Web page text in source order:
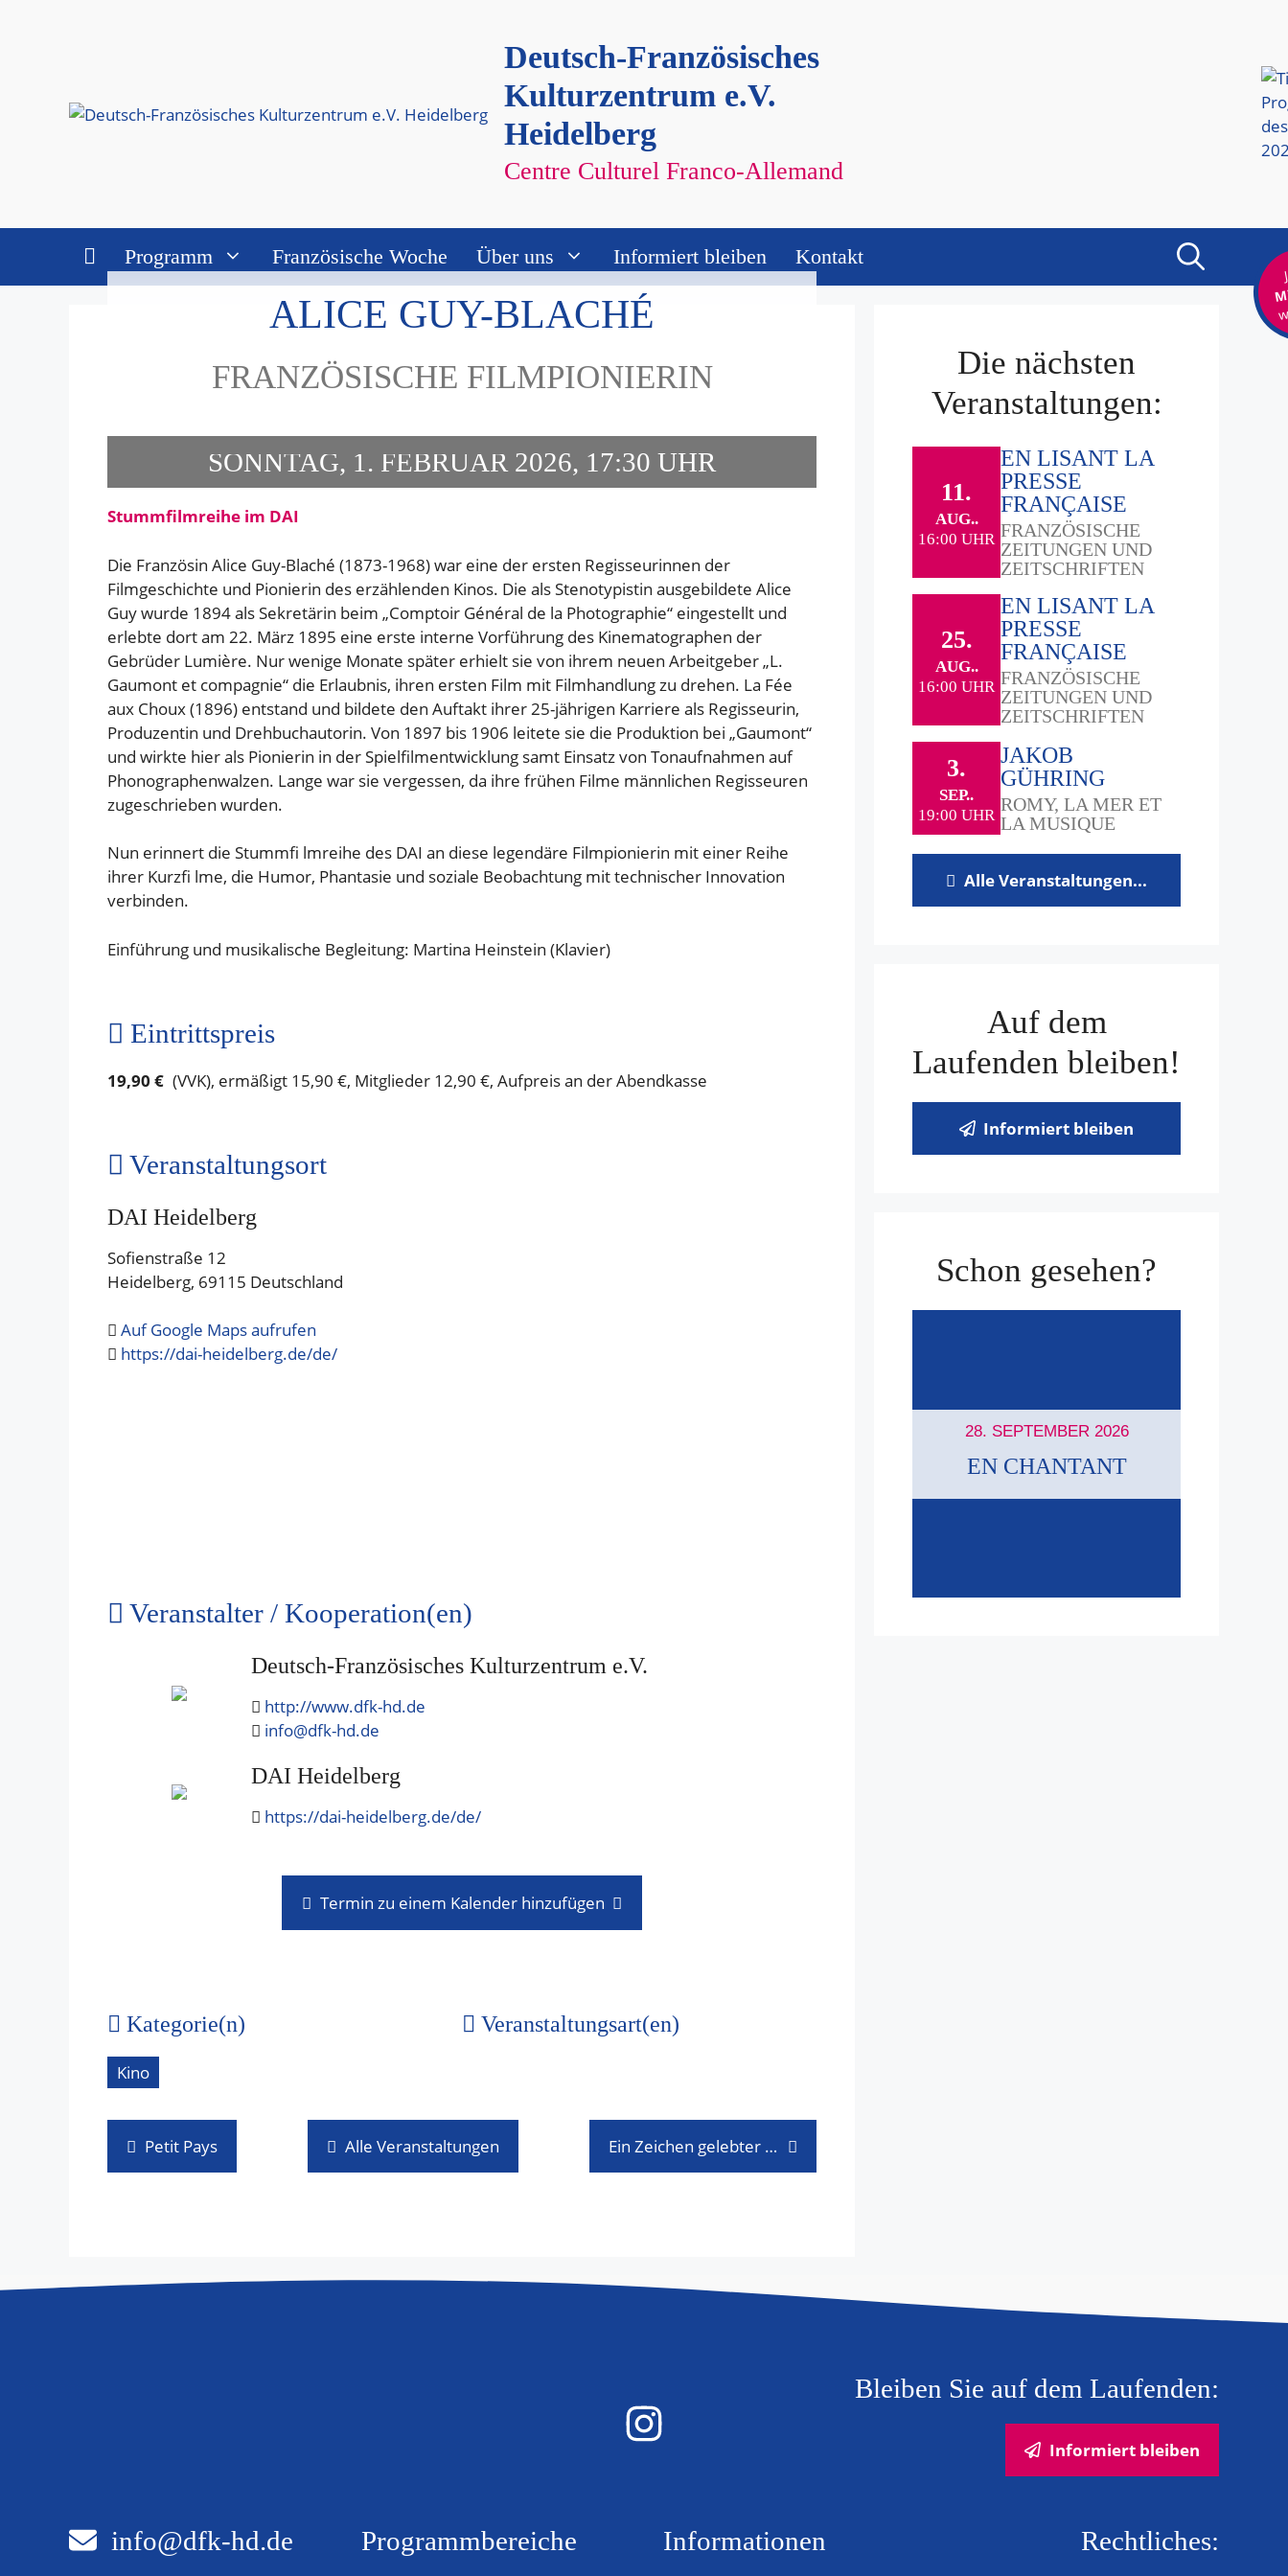
Deutsch-Französisches
Kulturzentrum e.V.
Heidelberg
Centre Culturel Franco-Allemand
Programm Französische Woche Über uns Informiert bleiben Kontakt
ALICE GUY-BLACHÉ
FRANZÖSISCHE FILMPIONIERIN
SONNTAG, 1. FEBRUAR 2026, 17:30 UHR
Stummfilmreihe im DAI
Die Französin Alice Guy-Blaché (1873-1968) war eine der ersten Regisseurinnen der
Filmgeschichte und Pionierin des erzählenden Kinos. Die als Stenotypistin ausgebildete Alice
Guy wurde 1894 als Sekretärin beim „Comptoir Général de la Photographie“ eingestellt und
erlebte dort am 22. März 1895 eine erste interne Vorführung des Kinematographen der
Gebrüder Lumière. Nur wenige Monate später erhielt sie von ihrem neuen Arbeitgeber „L.
Gaumont et compagnie“ die Erlaubnis, ihren ersten Film mit Filmhandlung zu drehen. La Fée
aux Choux (1896) entstand und bildete den Auftakt ihrer 25-jährigen Karriere als Regisseurin,
Produzentin und Drehbuchautorin. Von 1897 bis 1906 leitete sie die Produktion bei „Gaumont“
und wirkte hier als Pionierin in der Spielfilmentwicklung samt Einsatz von Tonaufnahmen auf
Phonographenwalzen. Lange war sie vergessen, da ihre frühen Filme männlichen Regisseuren
zugeschrieben wurden.
Nun erinnert die Stummfi lmreihe des DAI an diese legendäre Filmpionierin mit einer Reihe
ihrer Kurzfi lme, die Humor, Phantasie und soziale Beobachtung mit technischer Innovation
verbinden.
Einführung und musikalische Begleitung: Martina Heinstein (Klavier)
Eintrittspreis
19,90 € (VVK), ermäßigt 15,90 €, Mitglieder 12,90 €, Aufpreis an der Abendkasse
Veranstaltungsort
DAI Heidelberg
Sofienstraße 12
Heidelberg, 69115 Deutschland
Auf Google Maps aufrufen
https://dai-heidelberg.de/de/
Veranstalter / Kooperation(en)
Deutsch-Französisches Kulturzentrum e.V.
http://www.dfk-hd.de
info@dfk-hd.de
DAI Heidelberg
https://dai-heidelberg.de/de/
Termin zu einem Kalender hinzufügen
Kategorie(n)
Kino
Veranstaltungsart(en)
Petit Pays Alle Veranstaltungen Ein Zeichen gelebter Freundschaft
Die nächsten
Veranstaltungen:
11.
AUG..
16:00 UHR
EN LISANT LA
PRESSE
FRANÇAISE
FRANZÖSISCHE
ZEITUNGEN UND
ZEITSCHRIFTEN
25.
AUG..
16:00 UHR
EN LISANT LA
PRESSE
FRANÇAISE
FRANZÖSISCHE
ZEITUNGEN UND
ZEITSCHRIFTEN
3.
SEP..
19:00 UHR
JAKOB
GÜHRING
ROMY, LA MER ET
LA MUSIQUE
Alle Veranstaltungen...
Auf dem
Laufenden bleiben!
Informiert bleiben
Schon gesehen?
28. SEPTEMBER 2026
EN CHANTANT
Bleiben Sie auf dem Laufenden:
Informiert bleiben
info@dfk-hd.de Programmbereiche Informationen Rechtliches: